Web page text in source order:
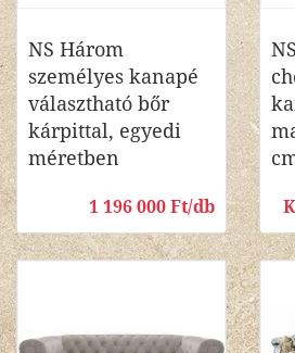
NS Három
személyes kanapé
választható bőr
kárpittal, egyedi
méretben
1 196 000 Ft/db